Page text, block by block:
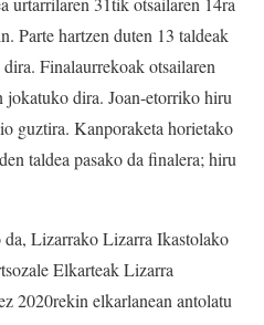
Parte hartzen duten 13 taldeak
Finalaurrekoak otsailaren
jokatuko dira. Joan-etorriko hiru
guztira. Kanporaketa horietako
taldea pasako da finalera; hiru
da, Lizarrako Lizarra Ikastolako
Elkarteak Lizarra
2020rekin elkarlanean antolatu